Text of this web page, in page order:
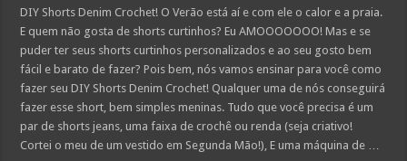
DIY Shorts Denim Crochet! O Verão está aí e com ele o calor e a praia.
E quem não gosta de shorts curtinhos? Eu AMOOOOOOO! Mas e se
puder ter seus shorts curtinhos personalizados e ao seu gosto bem
fácil e barato de fazer? Pois bem, nós vamos ensinar para você como
fazer seu DIY Shorts Denim Crochet! Qualquer uma de nós conseguirá
fazer esse short, bem simples meninas. Tudo que você precisa é um
par de shorts jeans, uma faixa de crochê ou renda (seja criativo!
Cortei o meu de um vestido em Segunda Mão!), E uma máquina de …